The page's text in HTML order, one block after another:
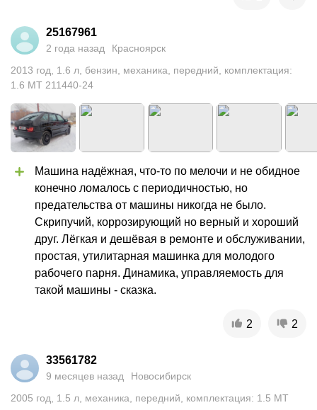
25167961
2 года назад
Красноярск
2013 год 1.6 л бензин механика передний
комплектация:
1.6 MT 211440-24
Машина надёжная, что-то по мелочи и не обидное
конечно ломалось с периодичностью, но
предательства от машины никогда не было.
Скрипучий, коррозирующий но верный и хороший
друг. Лёгкая и дешёвая в ремонте и обслуживании,
простая, утилитарная машинка для молодого
рабочего парня. Динамика, управляемость для
такой машины - сказка.
2 2
33561782
9 месяцев назад
Новосибирск
2005 год 1.5 л механика передний комплектация: 1.5 MT